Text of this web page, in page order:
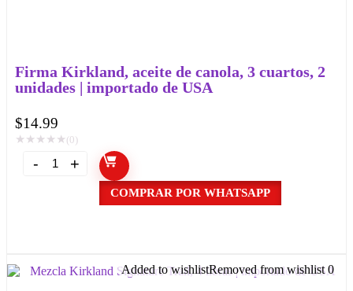
Firma Kirkland, aceite de canola, 3 cuartos, 2
unidades | importado de USA
$14.99
★ ★ ★ ★ ★ (0)
COMPRAR POR WHATSAPP
Added to wishlistRemoved from wishlist 0